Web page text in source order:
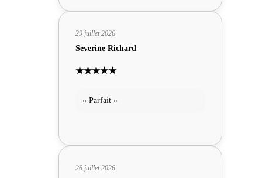
29 juillet 2026
Severine Richard
★★★★★
« Parfait »
26 juillet 2026